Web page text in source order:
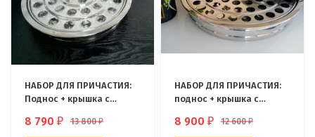
НАБОР ДЛЯ ПРИЧАСТИЯ:
Поднос + крышка с
стаканчиков/
8 790₽ 13 800₽
НАБОР ДЛЯ ПРИЧАСТИЯ:
поднос + крышка с
8 900₽ 12 600₽